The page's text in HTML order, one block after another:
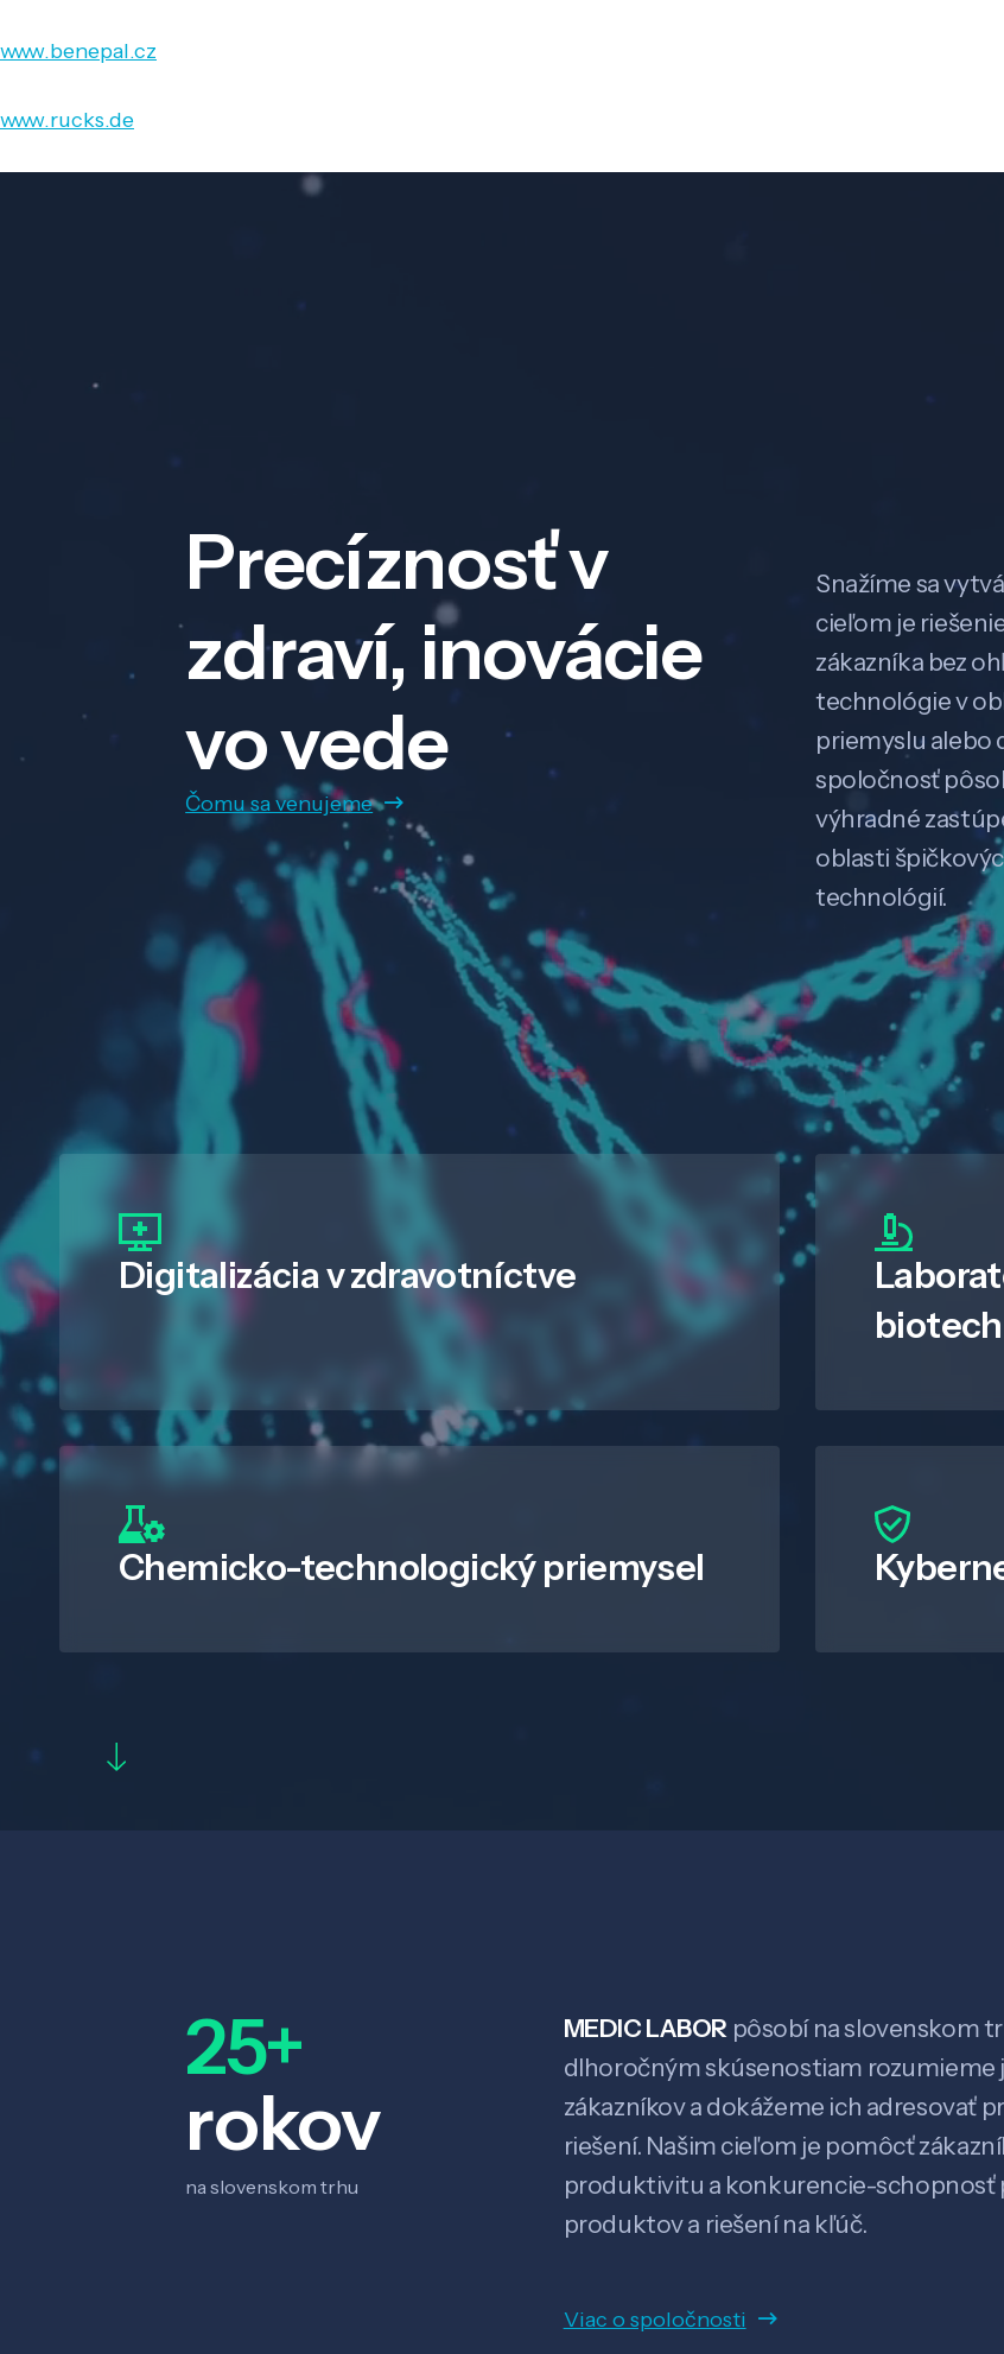
www.benepal.cz
www.rucks.de
Precíznosť v
zdraví, inovácie
vo vede
Čomu sa venujeme
Snažíme sa
cieľom je
zákazníka bez
technológie v
priemyslu alebo
spoločnosť
výhradné
oblasti
technológií.
Digitalizáciav zdravotníctve
Chemicko-technologický priemysel
25+
rokov
na slovenskom trhu
MEDIC LABOR pôsobí na slovenskom
dlhoročným skúsenostiam
zákazníkov a dokážeme ich adresovať
riešení. Našim cieľom je pomôcť
produktivitu a konkurencie-
produktov a riešení na kľúč.
Viac o spoločnosti